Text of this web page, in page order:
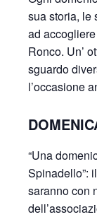
sua storia, le
ad
Ronco. Un’
sguardo
l’occasione
“Una
Spinadello”:
saranno con